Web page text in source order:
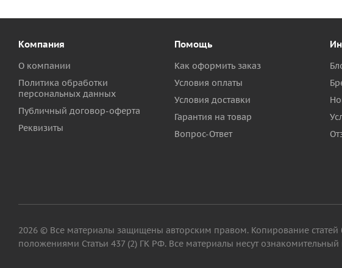
Компания
О компании
Политика обработки
персональных данных
Публичный договор-оферта
Реквизиты
Помощь
Как оформить заказ
Условия оплаты
Условия доставки
Гарантия на товар
Вопрос-Ответ
2026 © Все материалы защищены авторским правом. Копирование
положениями Статьи 437 (2) ГК РФ. Все материалы несут